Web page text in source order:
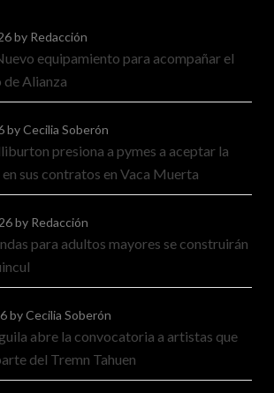
by Redacción
equipamiento para acompañar el
Alianza
by Cecilia Soberón
presiona a pymes a aceptar la
sus contratos en Vaca Muerta
by Redacción
para adultos mayores se construirán
by Cecilia Soberón
abre la convocatoria a artistas que
del Tremn Tahuen